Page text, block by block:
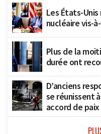
Les États-
nucléaire vis-
Plus de la
durée ont
D’anciens
se réunissent
accord de paix